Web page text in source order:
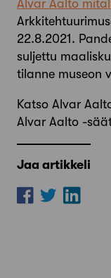
Alvar Aalto
22.8.2021.
suljettu
tilanne museon
Katso Alvar
Alvar Aalto -
Jaa artikkeli